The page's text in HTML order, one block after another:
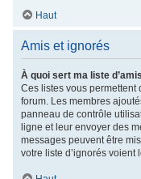
Haut
Amis et ignorés
À quoi sert ma liste
Ces listes vous permettent
forum. Les membres
panneau de contrôle
ligne et leur envoyer des
messages peuvent être
votre liste d’ignorés